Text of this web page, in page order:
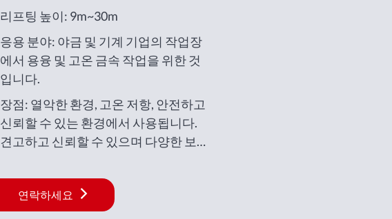
리프팅 높이: 9m~30m
응용 분야: 야금 및 기계 기업의 작업장
에서 용융 및 고온 금속 작업을 위한 것
입니다.
장점: 열악한 환경, 고온 저항, 안전하고
신뢰할 수 있는 환경에서 사용됩니다.
견고하고 신뢰할 수 있으며 다양한 보
연락하세요